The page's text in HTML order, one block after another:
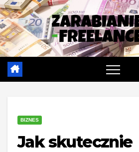
Skip
to
content
BIZNES
Jak skutecznie